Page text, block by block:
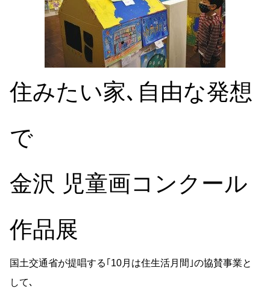
住みたい家､自由な発想
で
金沢 児童画コンクール
作品展
国土交通省が提唱する｢10月は住生活月間｣の協賛事業と
して､